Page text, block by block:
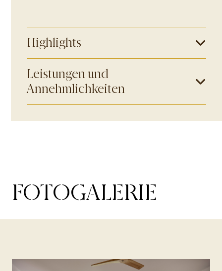
Highlights
Leistungen und
Annehmlichkeiten
FOTOGALERIE